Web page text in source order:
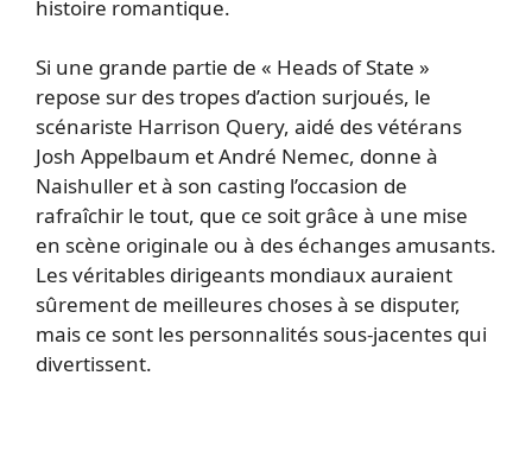
histoire romantique.
Si une grande partie de « Heads of State »
repose sur des tropes d’action surjoués, le
scénariste Harrison Query, aidé des vétérans
Josh Appelbaum et André Nemec, donne à
Naishuller et à son casting l’occasion de
rafraîchir le tout, que ce soit grâce à une mise
en scène originale ou à des échanges amusants.
Les véritables dirigeants mondiaux auraient
sûrement de meilleures choses à se disputer,
mais ce sont les personnalités sous-jacentes qui
divertissent.